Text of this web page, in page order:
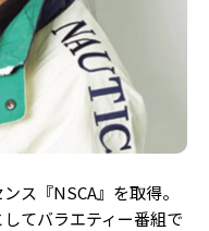
ス『NSCA』を取得。
てバラエティー番組で